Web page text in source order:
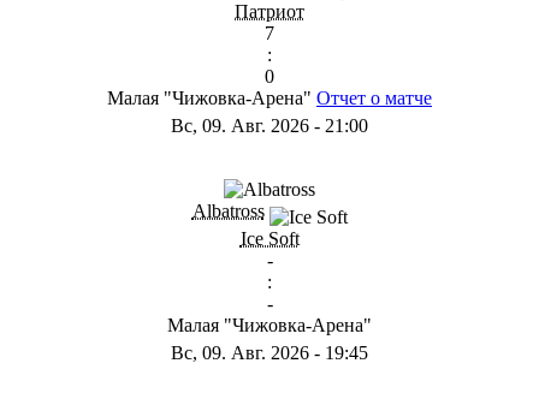
Патриот
7
:
0
Малая "Чижовка-Арена" Отчет о матче
Вс, 09. Авг. 2026 - 21:00
Albatross
Ice Soft
-
:
-
Малая "Чижовка-Арена"
Вс, 09. Авг. 2026 - 19:45